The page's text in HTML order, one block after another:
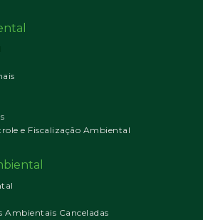
e Fiscalização Ambiental
Ambientais Canceladas